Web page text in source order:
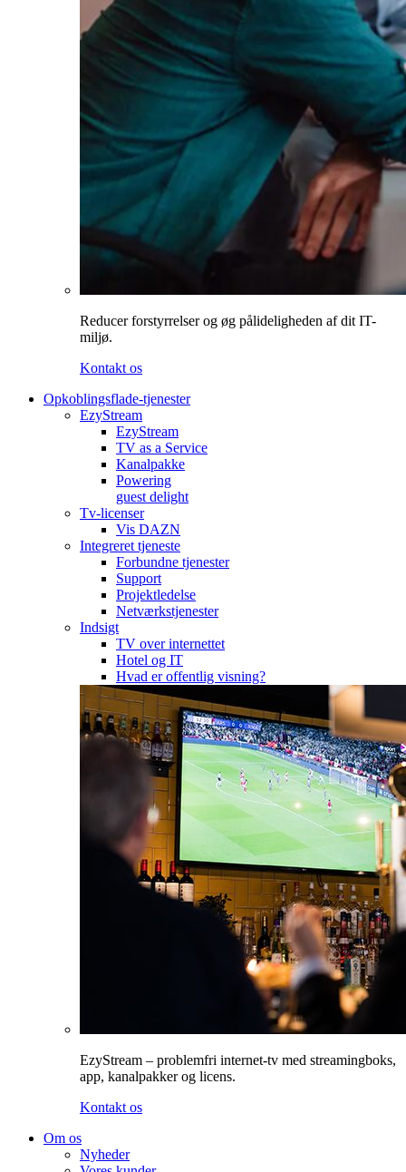
Reducer forstyrrelser og øg pålideligheden af dit IT-
miljø.
Kontakt os
Opkoblingsflade-tjenester
EzyStream
EzyStream
TV as a Service
Kanalpakke
Powering
guest delight
Tv-licenser
Vis DAZN
Integreret tjeneste
Forbundne tjenester
Support
Projektledelse
Netværkstjenester
Indsigt
TV over internettet
Hotel og IT
Hvad er offentlig visning?
EzyStream – problemfri internet-tv med streamingboks,
app, kanalpakker og licens.
Kontakt os
Om os
Nyheder